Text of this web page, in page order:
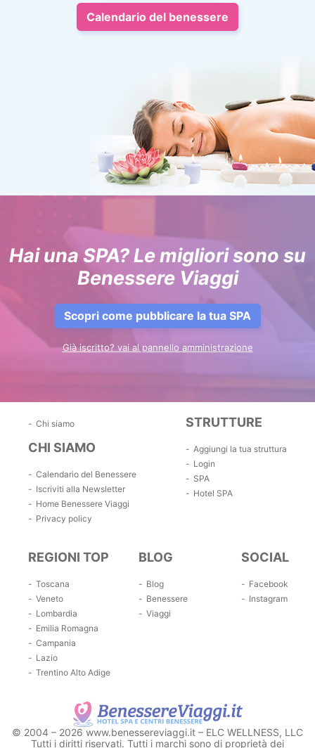
Calendario del benessere
Hai una SPA? Le migliori sono su
Benessere Viaggi
Scopri come pubblicare la tua SPA
Già iscritto? vai al pannello amministrazione
Chi siamo
CHI SIAMO
Calendario del Benessere
Iscriviti alla Newsletter
Home Benessere Viaggi
Privacy policy
STRUTTURE
Aggiungi la tua struttura
Login
SPA
Hotel SPA
REGIONI TOP
Toscana
Veneto
Lombardia
Emilia Romagna
Campania
Lazio
Trentino Alto Adige
BLOG
Blog
Benessere
Viaggi
SOCIAL
Facebook
Instagram
© 2004 – 2026 www.benessereviaggi.it – ELC WELLNESS, LLC
Tutti i diritti riservati. Tutti i marchi sono di proprietà dei